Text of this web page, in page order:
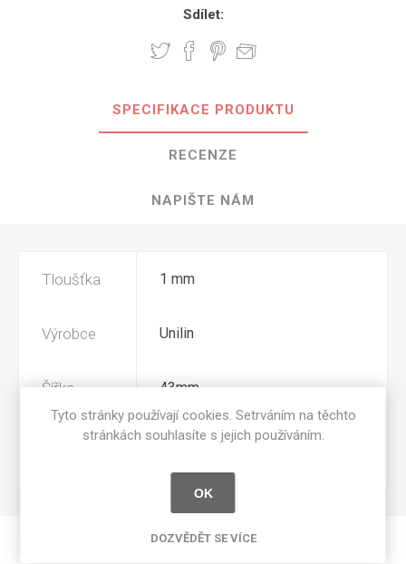
Sdílet:
SPECIFIKACE PRODUKTU
RECENZE
NAPIŠTE NÁM
Tloušťka 1 mm
Výrobce Unilin
Šířka 43mm
Povrchová
Tyto stránky používají cookies. Setrváním na těchto
stránkách souhlasíte s jejich používáním.
OK
DOZVĚDĚT SE VÍCE